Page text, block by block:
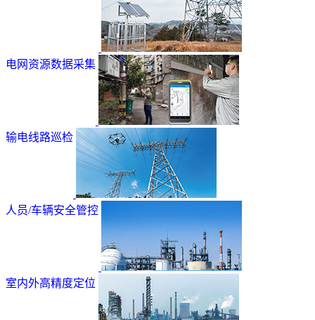
电网资源数据采集
输电线路巡检
人员/车辆安全管控
室内外高精度定位